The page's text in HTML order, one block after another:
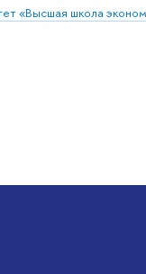
«Высшая школа